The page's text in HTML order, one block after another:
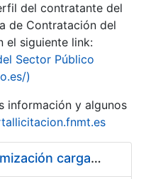
del contratante del
de Contratación del
el siguiente link:
Sector Público
)
información y algunos
Pliego condiciones optimización cargas compras firmado